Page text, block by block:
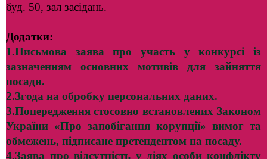
буд. 50, зал засідань.
Додатки:
1.Письмова заява про участь у конкурсі із
зазначенням основних мотивів для зайняття
посади.
2.Згода на обробку персональних даних.
3.Попередження стосовно встановлених Законом
України «Про запобігання корупції» вимог та
обмежень, підписане претендентом на посаду.
4.Заява про відсутність у діях особи конфлікту